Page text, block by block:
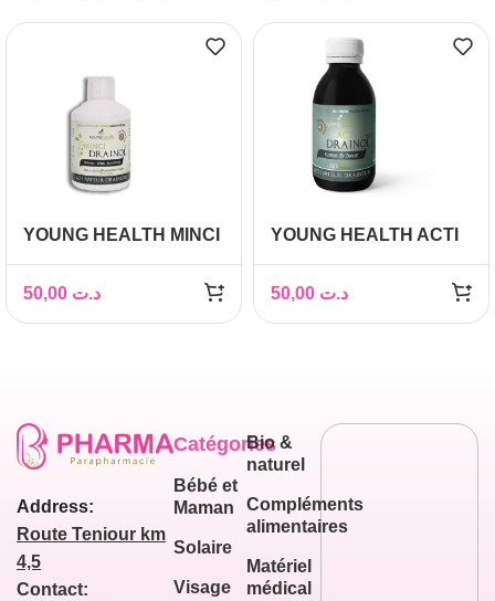
YOUNG HEALTH MINCI
د.ت
YOUNG HEALTH ACTI
د.ت
Address:
Route Teniour km
4,5
Contact:
Catégories
Bébé et
Maman
Solaire
Visage
Bio &
naturel
Compléments
alimentaires
Matériel
médical